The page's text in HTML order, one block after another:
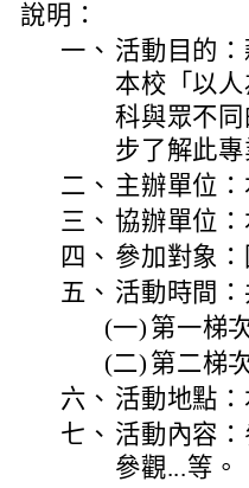
說明：
一、 活動目的
本校「以
科與眾不
步了解此專
二、 主辦單位：
三、 協辦單位：
四、 參加對象：
五、 活動時間：
(一) 第一梯
(二) 第二梯
六、 活動地點：
七、 活動內容
參觀...等。